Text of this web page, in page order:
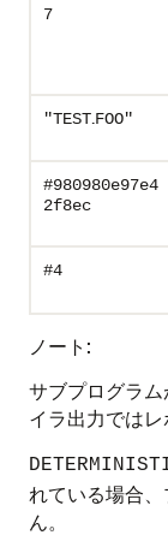
7
"TEST.FOO"
#980980e97e4
2f8ec
#4
ノート:
サブプログラ
イラ出力ではレ
れている場合
ん。